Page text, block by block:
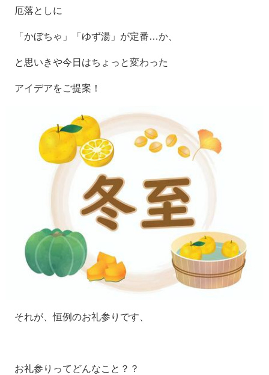
厄落としに
「かぼちゃ」「ゆず湯」が定番…か、
と思いきや今日はちょっと変わった
アイデアをご提案！
それが、恒例のお礼参りです、
お礼参りってどんなこと？？